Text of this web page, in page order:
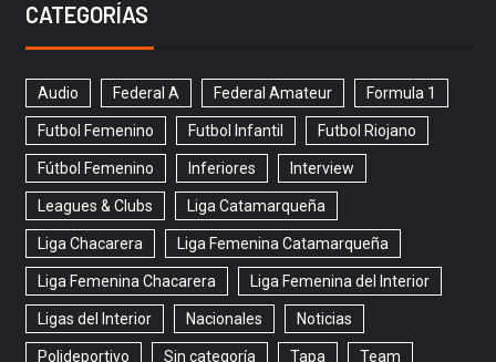
CATEGORÍAS
Audio Federal A Federal Amateur Formula 1
Futbol Femenino Futbol Infantil Futbol Riojano
Fútbol Femenino Inferiores Interview
Leagues & Clubs Liga Catamarqueña
Liga Chacarera Liga Femenina Catamarqueña
Liga Femenina Chacarera Liga Femenina del Interior
Ligas del Interior Nacionales Noticias
Polideportivo Sin categoría Tapa Team